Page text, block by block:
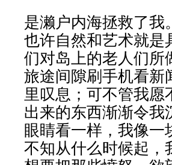
是濑户内海拯救了
也许自然和艺术就是
们对岛上的老人们所
旅途间隙刷手机看新
里叹息；可不管我
出来的东西渐渐令
眼睛看一样，我像
不知从什么时候起，